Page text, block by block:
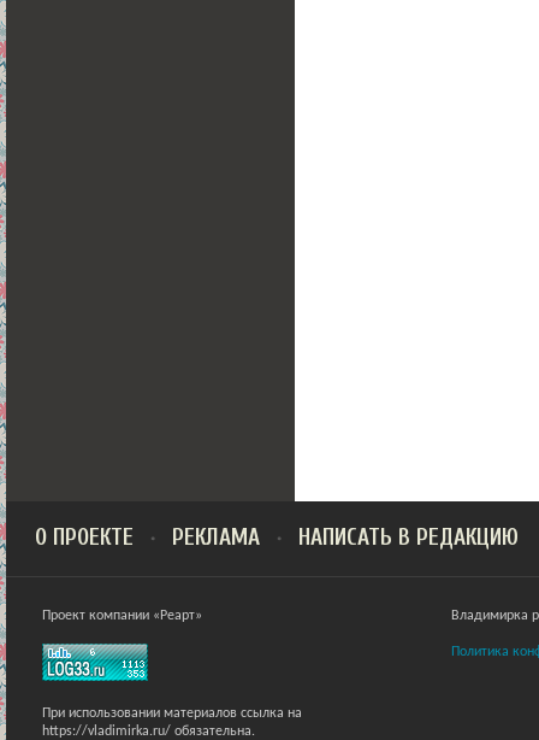
О ПРОЕКТЕ РЕКЛАМА НАПИСАТЬ В РЕДАКЦИЮ
Проект компании «Реарт»
При использовании материалов ссылка на
https://vladimirka.ru/ обязательна.
Владимирка
Политика